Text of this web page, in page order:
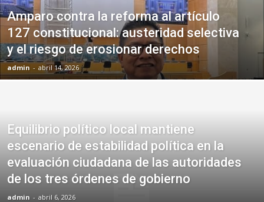
Amparo contra la reforma al artículo
127 constitucional: austeridad selectiva
y el riesgo de erosionar derechos
admin - abril 14, 2026
Equilibrio político local mantiene
escenario de estabilidad política en la
evaluación ciudadana de las autoridades
de los tres órdenes de gobierno
admin - abril 6, 2026